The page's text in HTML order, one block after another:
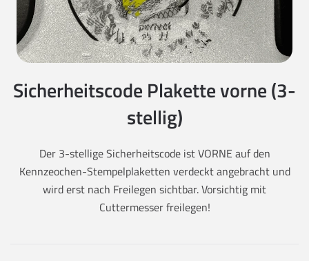
Sicherheitscode Plakette vorne (3-
stellig)
Der 3-stellige Sicherheitscode ist VORNE auf den
Kennzeochen-Stempelplaketten verdeckt angebracht und
wird erst nach Freilegen sichtbar. Vorsichtig mit
Cuttermesser freilegen!